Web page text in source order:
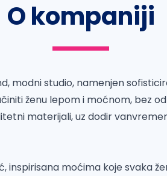
O kompaniji
modni studio, namenjen
ženu lepom i moćnom, bez
materijali, uz dodir
inspirisana moćima koje svaka